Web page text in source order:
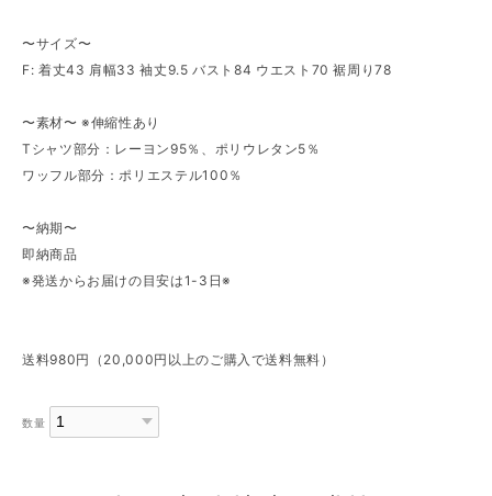
〜サイズ〜
F: 着丈43 肩幅33 袖丈9.5 バスト84 ウエスト70 裾周り78
〜素材〜 ※伸縮性あり
Tシャツ部分：レーヨン95％、ポリウレタン5％
ワッフル部分：ポリエステル100％
〜納期〜
即納商品
※発送からお届けの目安は1-3日※
送料980円（20,000円以上のご購入で送料無料）
数量